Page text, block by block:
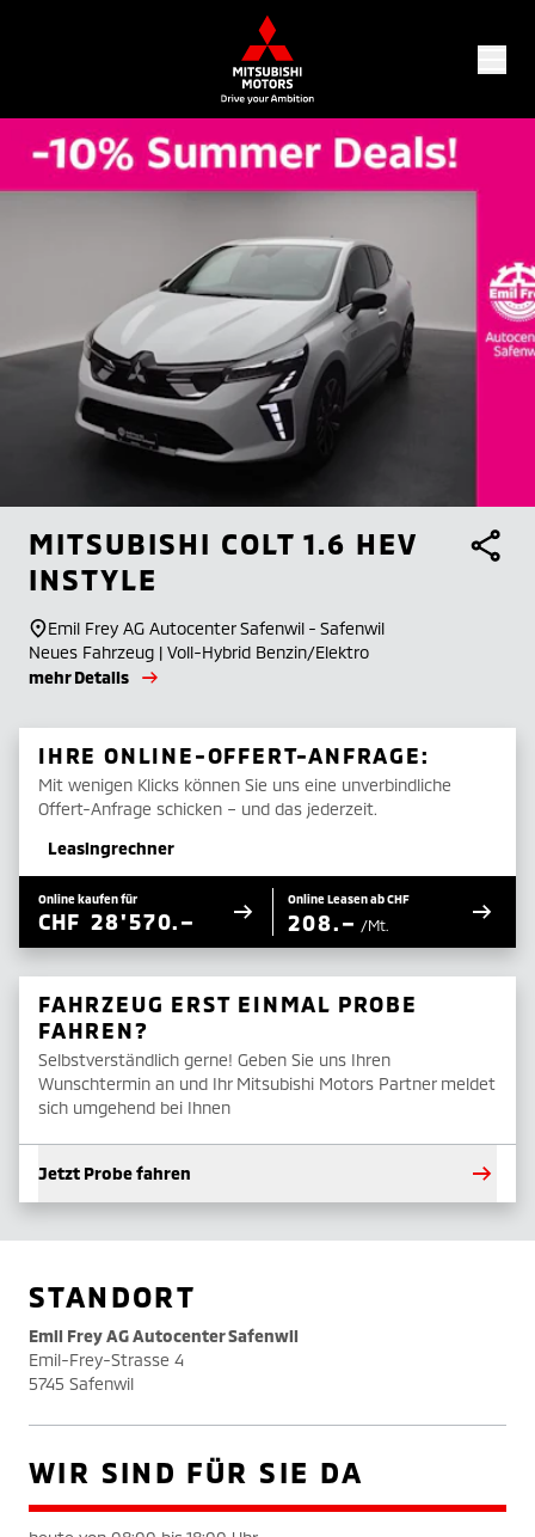
MITSUBISHI COLT 1.6 HEV
INSTYLE
Emil Frey AG Autocenter Safenwil - Safenwil
Neues Fahrzeug | Voll-Hybrid Benzin/Elektro
mehr Details
IHRE ONLINE-OFFERT-ANFRAGE:
Mit wenigen Klicks können Sie uns eine unverbindliche
Offert-Anfrage schicken – und das jederzeit.
Leasingrechner
Online kaufen für
CHF 28'570.–
Online Leasen ab CHF
208.– /Mt.
FAHRZEUG ERST EINMAL PROBE
FAHREN?
Selbstverständlich gerne! Geben Sie uns Ihren
Wunschtermin an und Ihr Mitsubishi Motors Partner meldet
sich umgehend bei Ihnen
Jetzt Probe fahren
STANDORT
Emil Frey AG Autocenter Safenwil
Emil-Frey-Strasse 4
5745 Safenwil
WIR SIND FÜR SIE DA